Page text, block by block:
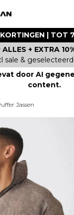
KORTINGEN | TOT
+ EXTRA
sale &
door AI
content.
Jassen